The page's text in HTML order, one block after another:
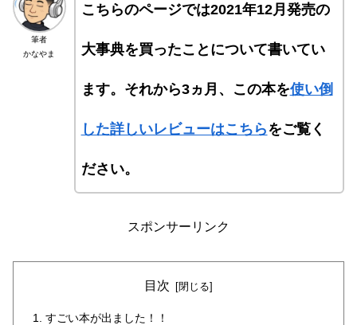
筆者
かなやま
こちらのページでは2021年12月発売の
大事典を買ったことについて書いてい
ます。それから3ヵ月、この本を使い倒
した詳しいレビューはこちらをご覧く
ださい。
スポンサーリンク
目次
すごい本が出ました！！